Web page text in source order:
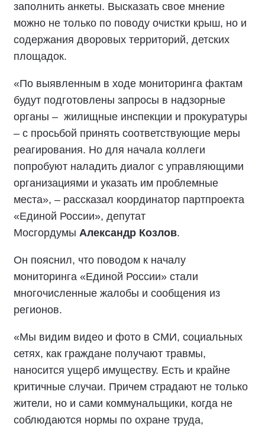
заполнить анкеты. Высказать свое мнение
можно не только по поводу очистки крыш, но и
содержания дворовых территорий, детских
площадок.
«По выявленным в ходе мониторинга фактам
будут подготовлены запросы в надзорные
органы – жилищные инспекции и прокуратуры
– с просьбой принять соответствующие меры
реагирования. Но для начала коллеги
попробуют наладить диалог с управляющими
организациями и указать им проблемные
места», – рассказал координатор партпроекта
«Единой России», депутат
Мосгордумы Александр Козлов.
Он пояснил, что поводом к началу
мониторинга «Единой России» стали
многочисленные жалобы и сообщения из
регионов.
«Мы видим видео и фото в СМИ, социальных
сетях, как граждане получают травмы,
наносится ущерб имуществу. Есть и крайне
критичные случаи. Причем страдают не только
жители, но и сами коммунальщики, когда не
соблюдаются нормы по охране труда,